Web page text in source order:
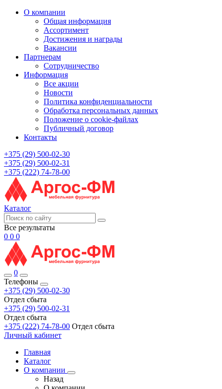
О компании
Общая информация
Ассортимент
Достижения и награды
Вакансии
Партнерам
Сотрудничество
Информация
Все акции
Новости
Политика конфиденциальности
Обработка персональных данных
Положение о cookie-файлах
Публичный договор
Контакты
+375 (29) 500-02-30
+375 (29) 500-02-31
+375 (222) 74-78-00
Каталог
Все результаты
0 0 0
0
Телефоны
+375 (29) 500-02-30
Отдел сбыта
+375 (29) 500-02-31
Отдел сбыта
+375 (222) 74-78-00 Отдел сбыта
Личный кабинет
Главная
Каталог
О компании
Назад